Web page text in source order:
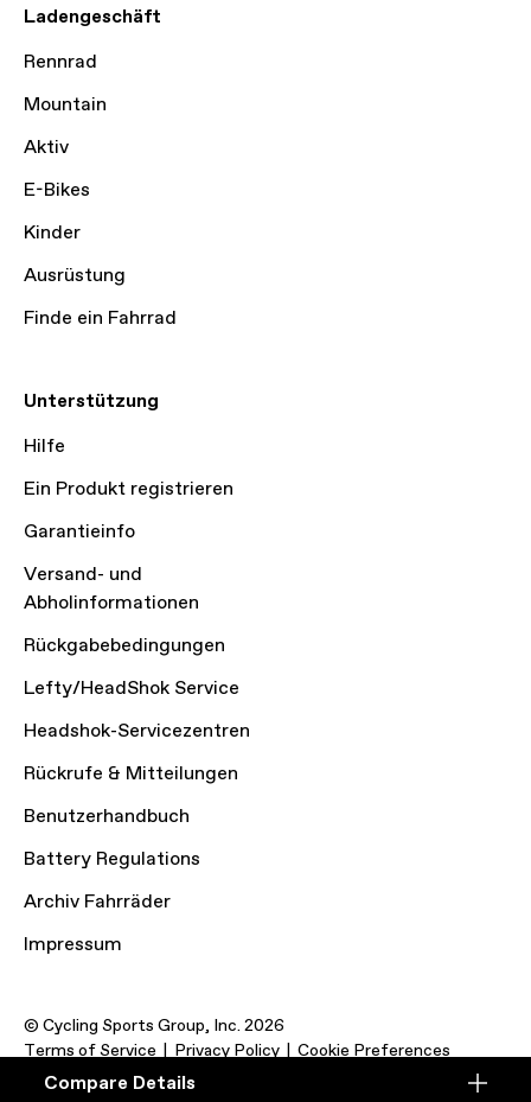
Compare
Compare Details
Ladengeschäft
Rennrad
Mountain
Aktiv
E-Bikes
Kinder
Ausrüstung
Finde ein Fahrrad
Unterstützung
Hilfe
Ein Produkt registrieren
Garantieinfo
Versand- und
Abholinformationen
Rückgabebedingungen
Lefty/HeadShok Service
Headshok-Servicezentren
Rückrufe & Mitteilungen
Benutzerhandbuch
Battery Regulations
Archiv Fahrräder
Impressum
© Cycling Sports Group, Inc. 2026
Terms of Service
Privacy Policy Cookie Preferences